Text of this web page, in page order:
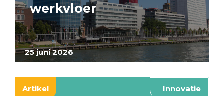
25 juni 2026
werkvloer
Artikel Innovatie